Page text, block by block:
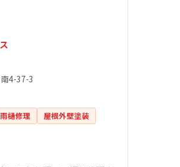
4-37-3
雨樋修理 屋根外壁塗装